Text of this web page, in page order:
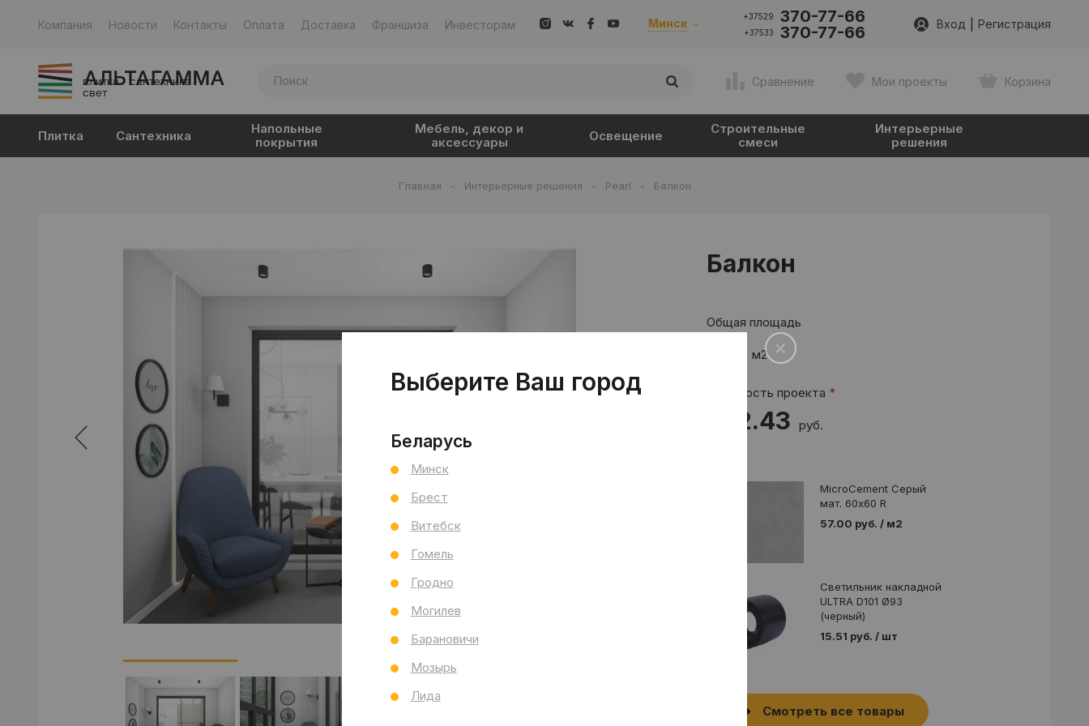
Компания Новости Контакты Оплата Доставка Франшиза Инвесторам Минск +37529 370-77-66
+37533 370-77-66 Вход Регистрация
плитка · сантехника ·
свет
Сравнение Мои проекты Корзина
Плитка Сантехника
Напольные
покрытия
Мебель, декор и
аксессуары
Освещение
Строительные
смеси
Интерьерные
решения
Главная - Интерьерные решения - Pearl - Балкон
Балкон
Общая площадь
м2
Стоимость проекта *
532.43 руб.
MicroCement Серый
мат. 60x60 R
57.00 руб. / м2
Светильник накладной
ULTRA D101 Ø93
(черный)
15.51 руб. / шт
Смотреть все товары
Выберите Ваш город
Беларусь
Минск
Брест
Витебск
Гомель
Гродно
Могилев
Барановичи
Мозырь
Лида